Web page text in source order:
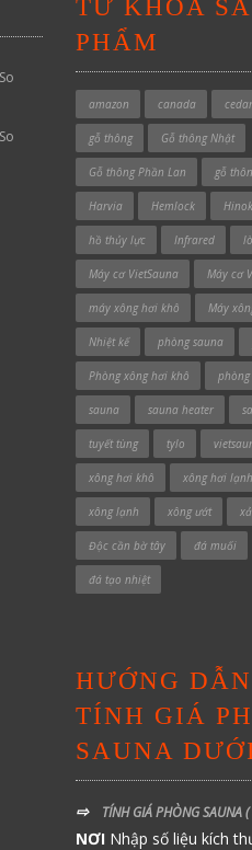
TỪ KHÓA
PHẨM
amazon canada cedar
gỗ thông Gỗ thông Nhật
Gỗ thông Phần Lan gỗ
Harvia Hemlock
hồ thủy lực Infrared
Máy cơ VietSauna Máy cơ
máy xông hơi khô Máy
Nhiệt kế phòng sauna
Phòng xông hơi khô
sauna sauna heater
tuyết tùng tylo
xông hơi khô xông hơi lạnh
xông lạnh xông ướt
Độc cần bờ tây đá muối
đá tạo nhiệt
HƯỚNG
TÍNH GIÁ
SAUNA
⇨ TÍNH GIÁ PHÒNG SAUNA
NƠI Nhập số liệu kích